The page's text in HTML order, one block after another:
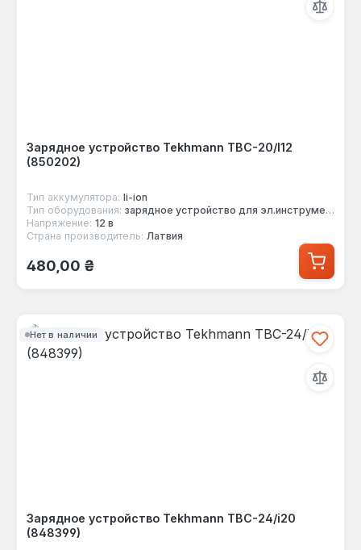
Зарядное устройство Tekhmann TBC-20/I12
(850202)
Тип аккумулятора: li-ion
Тип оборудования: зарядное устройство для эл.инструмента
Напряжение: 12 в
Страна производитель: Латвия
Обычная цена:
480,00 ₴
Нет в наличии
Зарядное устройство Tekhmann TBC-24/i20
(848399)